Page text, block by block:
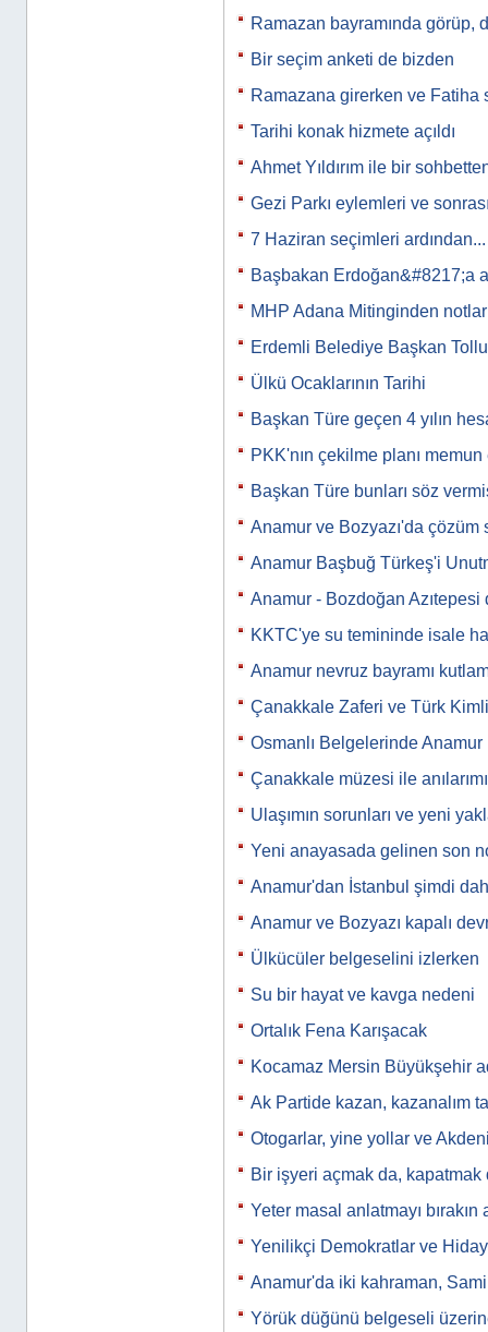
Ramazan bayramında görüp,
Bir seçim anketi de bizden
Ramazana girerken ve Fatiha
Tarihi konak hizmete açıldı
Ahmet Yıldırım ile bir
Gezi Parkı eylemleri ve
7 Haziran seçimleri ardından...
Başbakan Erdoğan&#8217;a
MHP Adana Mitinginden notlar
Erdemli Belediye Başkan
Ülkü Ocaklarının Tarihi
Başkan Türe geçen 4 yılın
PKK'nın çekilme planı
Başkan Türe bunları söz
Anamur ve Bozyazı'da çözüm
Anamur Başbuğ Türkeş'i
Anamur - Bozdoğan Azıtepesi
KKTC'ye su temininde isale
Anamur nevruz bayramı
Çanakkale Zaferi ve Türk
Osmanlı Belgelerinde Anamur
Çanakkale müzesi ile
Ulaşımın sorunları ve yeni
Yeni anayasada gelinen son
Anamur'dan İstanbul şimdi
Anamur ve Bozyazı kapalı
Ülkücüler belgeselini izlerken
Su bir hayat ve kavga nedeni
Ortalık Fena Karışacak
Kocamaz Mersin Büyükşehir
Ak Partide kazan, kazanalım
Otogarlar, yine yollar ve
Bir işyeri açmak da, kapatmak
Yeter masal anlatmayı bırakın
Yenilikçi Demokratlar ve
Anamur'da iki kahraman,
Yörük düğünü belgeseli